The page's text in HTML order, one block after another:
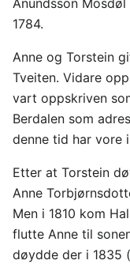
1784.
Anne og Torstein
Tveiten. Vidare
vart oppskriven
Berdalen som
denne tid har vore
Etter at Torstein
Anne
Men i 1810 kom
flutte Anne til
døydde der i 1835